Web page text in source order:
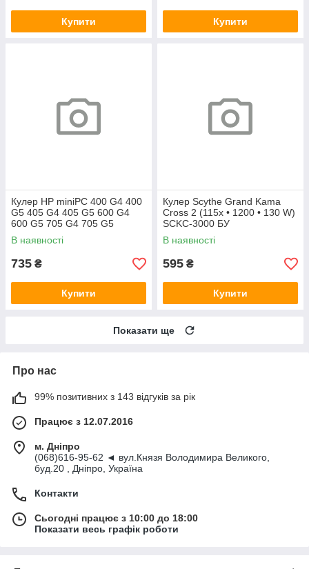
Купити Купити
Кулер HP miniPC 400 G4 400
G5 405 G4 405 G5 600 G4
600 G5 705 G4 705 G5
(L19561-001)
В наявності
735 ₴
Купити
Кулер Scythe Grand Kama
Cross 2 (115x • 1200 • 130 W)
SCKC-3000 БУ
В наявності
595 ₴
Купити
Показати ще
Про нас
99% позитивних з 143 відгуків за рік
Працює з 12.07.2016
м. Дніпро
(068)616-95-62 ◄ вул.Князя Володимира Великого,
буд.20 , Дніпро, Україна
Контакти
Сьогодні працює з 10:00 до 18:00
Показати весь графік роботи